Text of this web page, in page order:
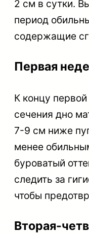
2 см в сутки.
период
содержащие
Первая
К концу
сечения дно
7-9 см ниже
менее
буроватый
следить за
чтобы
Вторая-